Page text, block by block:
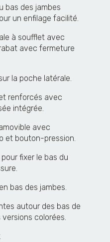
bas des jambes
un enfilage facilité.
à soufflet avec
avec fermeture
la poche latérale.
renforcés avec
intégrée.
avec
et bouton-pression.
fixer le bas du
bas des jambes.
autour des bas de
colorées.